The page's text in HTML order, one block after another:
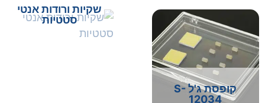
קופסת ג'ל S-
12034
שקיות ורודות אנטי
סטטיות